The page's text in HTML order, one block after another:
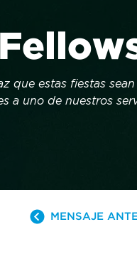
que estas fiestas sean
a uno de nuestros
MENSAJE